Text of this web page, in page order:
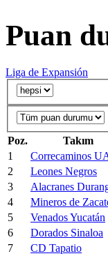
Puan
Liga de Expansión
Poz. Takım
1
Correcaminos
2
Leones Negros
3
Alacranes
4
Mineros de
5
Venados Yucatán
6
Dorados Sinaloa
7
CD Tapatio